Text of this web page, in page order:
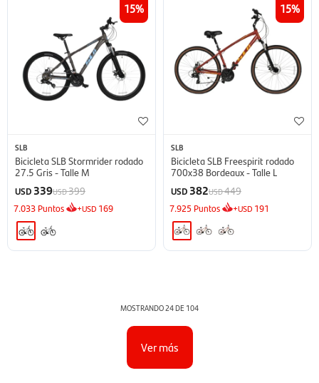
15
SLB
Bicicleta SLB Stormrider rodado
27.5 Gris - Talle M
USD 339USD399
7.033 Puntos +USD 169
15
SLB
Bicicleta SLB Freespirit rodado
700x38 Bordeaux - Talle L
USD 382USD449
7.925 Puntos +USD 191
MOSTRANDO24DE 104
Ver más